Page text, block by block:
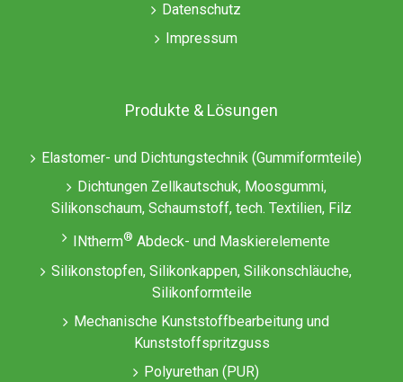
Datenschutz
Impressum
Produkte & Lösungen
Elastomer- und Dichtungstechnik (Gummiformteile)
Dichtungen Zellkautschuk, Moosgummi,
Silikonschaum, Schaumstoff, tech. Textilien, Filz
INtherm® Abdeck- und Maskierelemente
Silikonstopfen, Silikonkappen, Silikonschläuche,
Silikonformteile
Mechanische Kunststoffbearbeitung und
Kunststoffspritzguss
Polyurethan (PUR)